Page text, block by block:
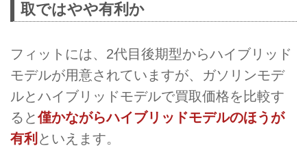
取ではやや有利か
フィットには、2代目後期型からハイブリッド
モデルが用意されていますが、ガソリンモデ
ルとハイブリッドモデルで買取価格を比較す
ると僅かながらハイブリッドモデルのほうが
有利 といえます。